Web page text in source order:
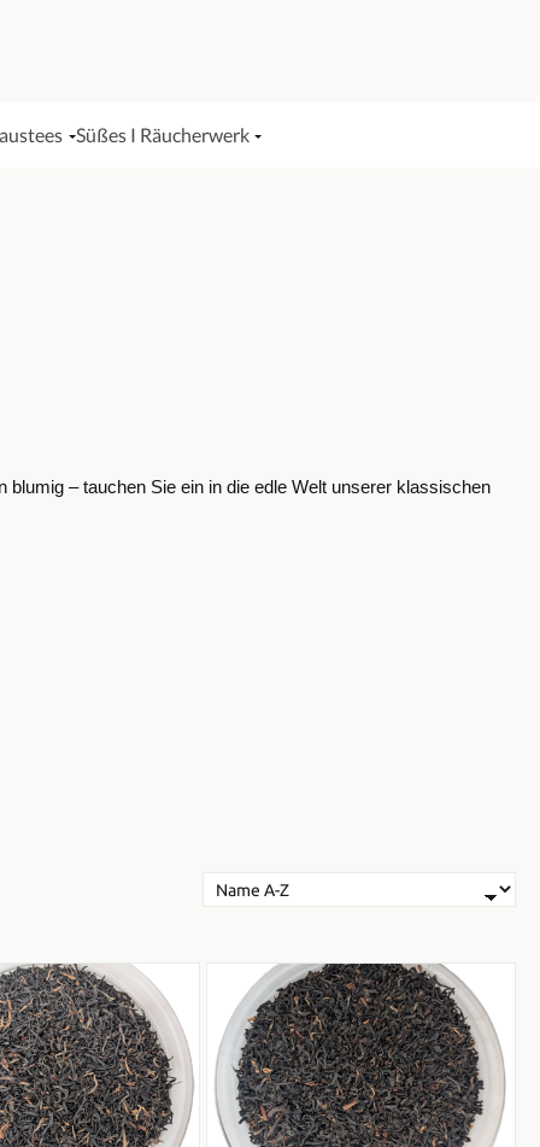
Süßes I Räucherwerk
blumig – tauchen Sie ein in die edle Welt unserer klassischen